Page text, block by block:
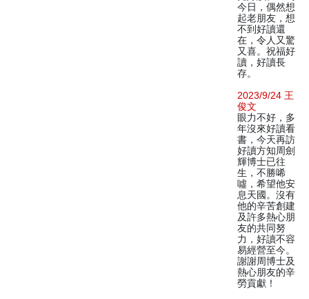
今日，偶然想
起老朋友，想
不到好讀還
在，令人又驚
又喜。祝福好
讀，好讀長
存。
2023/9/24 王
俊文
眼力不好，多
年沒來好讀看
書，今天再訪
好讀方知周劍
輝博士已往
生，不勝唏
噓，希望他安
息天國。沒有
他的辛苦創建
及許多熱心朋
友的共同努
力，好讀不容
易經營至今。
謝謝周博士及
熱心朋友的辛
勞貢獻！